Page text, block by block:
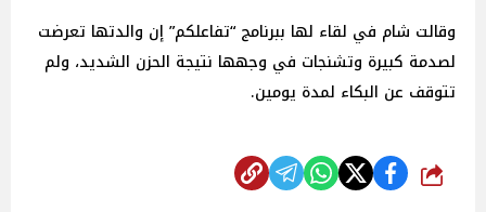
وقالت شام في لقاء لها ببرنامج “تفاعلكم” إن والدتها تعرضت
لصدمة كبيرة وتشنجات في وجهها نتيجة الحزن الشديد، ولم
تتوقف عن البكاء لمدة يومين.
شارك